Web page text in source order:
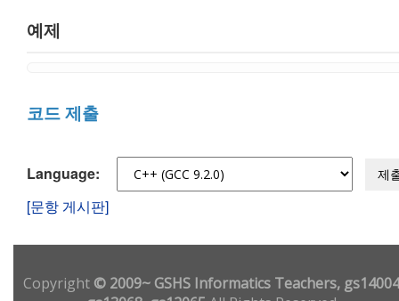
예제
코드 제출
Language: 제
[문항 게시판]
Copyright© 2009~ GSHS Informatics Teachers,